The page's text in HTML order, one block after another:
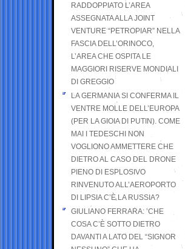
RADDOPPIATO L’AREA
ASSEGNATA ALLA JOINT
VENTURE “PETROPIAR” NELLA
FASCIA DELL’ORINOCO,
L’AREA CHE OSPITA LE
MAGGIORI RISERVE MONDIALI
DI GREGGIO
LA GERMANIA SI CONFERMA IL
VENTRE MOLLE DELL’EUROPA
(PER LA GIOIA DI PUTIN). COME
MAI I TEDESCHI NON
VOGLIONO AMMETTERE CHE
DIETRO AL CASO DEL DRONE
PIENO DI ESPLOSIVO
RINVENUTO ALL’AEROPORTO
DI LIPSIA C’È LA RUSSIA?
GIULIANO FERRARA: ’CHE
COSA C’È SOTTO DIETRO
DAVANTI A LATO DEL “SIGNOR